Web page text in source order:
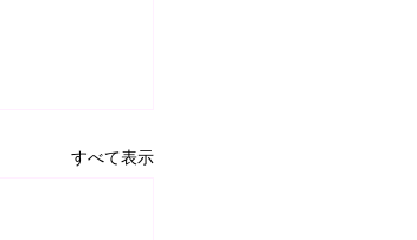
すべて表示